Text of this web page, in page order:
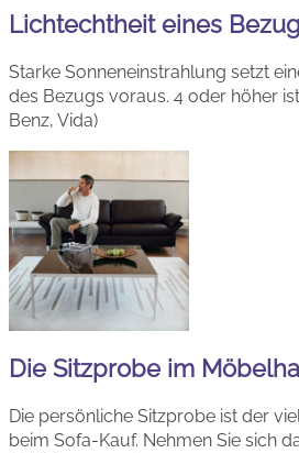
Lichtechtheit eines
Starke Sonneneinstrahlung setzt
des Bezugs voraus. 4 oder höher
Benz, Vida)
Die Sitzprobe im
Die persönliche Sitzprobe ist der
beim Sofa-Kauf. Nehmen Sie sich